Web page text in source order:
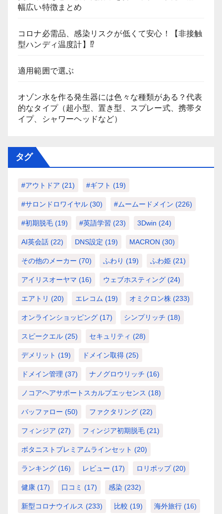
幅広い特徴まとめ
コロナ必需品、感染リスクが低くて安心！【非接触
型ハンディ温度計】⁉
適用範囲で選ぶ
オゾン水を作る発生器には色々な種類がある？代表
的なタイプ（超小型、置き型、スプレー式、携帯タ
イプ、シャワーヘッドなど）
タグ
#アウトドア (21) #ギフト (19)
#サロンドロワイヤル (30) #ムームードメイン (226)
#初期脱毛 (19) #英語学習 (23) 3Dwin (24)
AI英会話 (22) DNS設定 (19) MACRON (30)
その他のメーカー (70) ふわり (19) ふわ姫 (21)
アイリスオーヤマ (16) ウェブホスティング (24)
エアトリ (20) エレコム (19) オミクロン株 (233)
オンラインショッピング (17) シンプリッチ (18)
スピークエル (25) セキュリティ (28)
デメリット (19) ドメイン取得 (25)
ドメイン管理 (37) ナノグロウリッチ (16)
ノコアヘアサポートスカルプエッセンス (18)
バッファロー (50) ファクタリング (22)
フィンジア (27) フィンジア初期脱毛 (21)
ボタニストプレミアムラインセット (20)
ランキング (16) レビュー (17) ロリポップ(20)
健康 (17) 口コミ (17) 感染 (232)
新型コロナウイルス (233) 比較 (19) 海外旅行 (16)